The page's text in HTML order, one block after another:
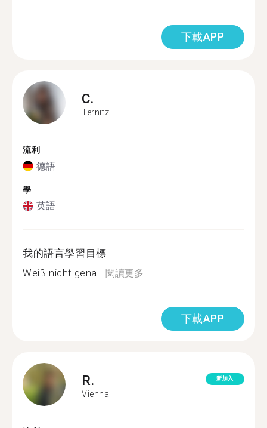
下載APP
C.
Ternitz
流利
德語
學
英語
我的語言學習目標
Weiß nicht gena...閱讀更多
下載APP
R.
Vienna
新加入